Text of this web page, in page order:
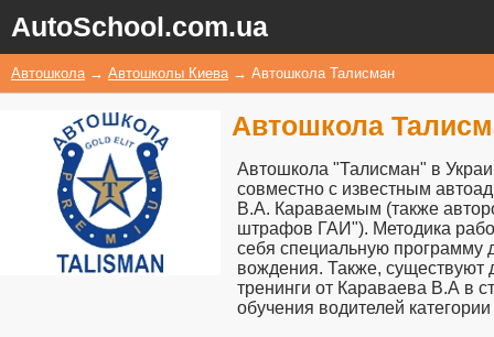
AutoSchool.com.ua
Автошкола → Автошколы Киева → Автошкола Талисман
Автошкола
Автошкола "Талисман" в
совместно с известным
В.А. Караваемым (также
штрафов ГАИ"). Методика
себя специальную программу
вождения. Также, существуют
тренинги от Караваева В.А в
обучения водителей